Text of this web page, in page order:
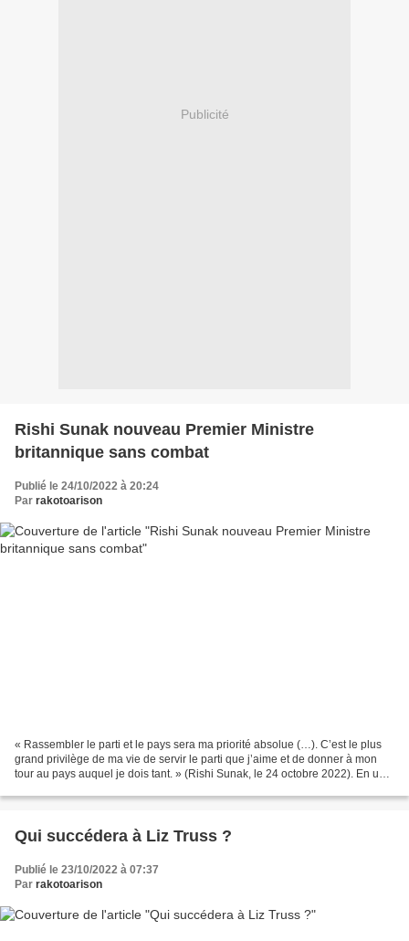
Publicité
Rishi Sunak nouveau Premier Ministre
britannique sans combat
Publié le 24/10/2022 à 20:24
Par rakotoarison
« Rassembler le parti et le pays sera ma priorité absolue (…). C’est le plus
grand privilège de ma vie de servir le parti que j’aime et de donner à mon
tour au pays auquel je dois tant. » (Rishi Sunak, le 24 octobre 2022). En une
Qui succédera à Liz Truss ?
Publié le 23/10/2022 à 07:37
Par rakotoarison